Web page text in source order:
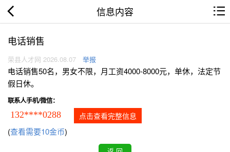
信息内容
电话销售
荣县人才网 2026.08.07 举报
电话销售50名，男女不限，月工资4000-8000元，单休，法定节
假日休。
联系人手机/微信：
132****0288 点击查看完整信息
(查看需要10金币)